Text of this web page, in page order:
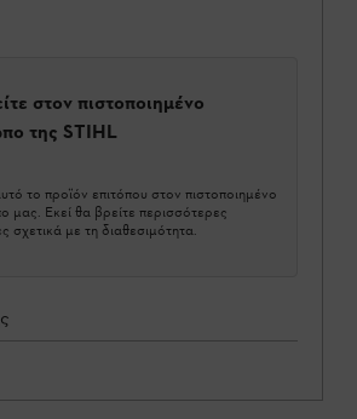
στον πιστοποιημένο
της STIHL
το προϊόν επιτόπου στον πιστοποιημένο
μας. Εκεί θα βρείτε περισσότερες
σχετικά με τη διαθεσιμότητα.